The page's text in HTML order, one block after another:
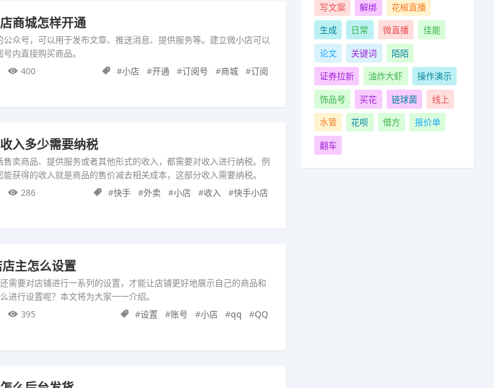
商城怎样开通
众号，可以用于发布文章、推送消息、提供服务等。建立微小店可以
内直接购买商品。
400 #小店 #开通 #订阅号 #商城 #订阅
入多少需要纳税
卖商品、提供服务或者其他形式的收入，都需要对收入进行纳税。例
获得的收入就是商品的售价减去相关成本，这部分收入需要纳税。
286 #快手 #外卖 #小店 #收入 #快手小店
主怎么设置
需要对店铺进行一系列的设置，才能让店铺更好地展示自己的商品和
进行设置呢？本文将为大家一一介绍。
395 #设置 #账号 #小店 #qq #QQ
写文案
解绑
花椒直播
生成
日常 微直播
佳能
论文
关键词
陌陌
证券拉新
油炸大虾
操作演示
饰品号
买花 链球菌
线上
水管
花呗 借方
报价单
翻车